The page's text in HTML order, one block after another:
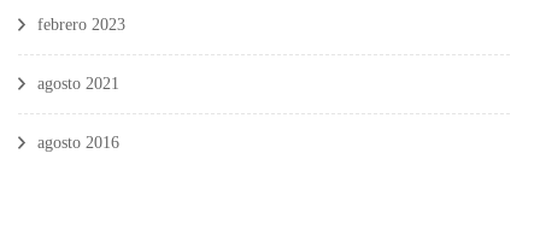
febrero 2023
agosto 2021
agosto 2016